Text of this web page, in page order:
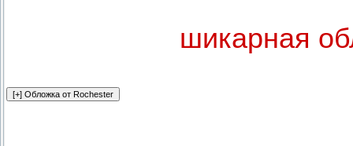
шикарная